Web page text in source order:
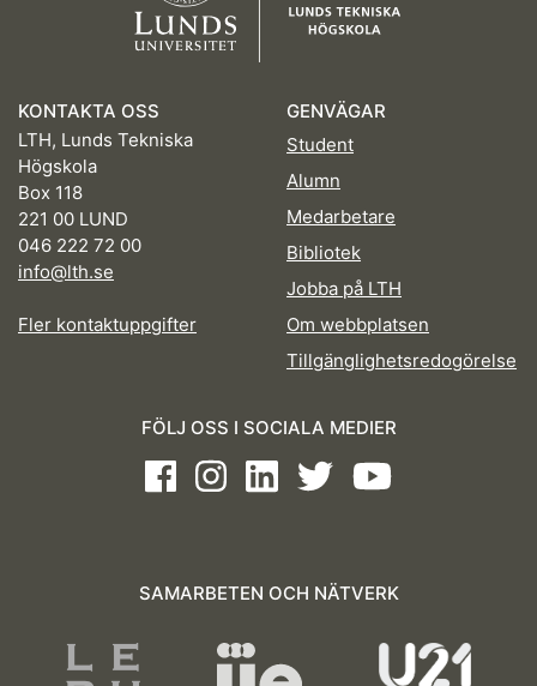
KONTAKTA OSS
LTH, Lunds Tekniska
Högskola
Box 118
221 00 LUND
046 222 72 00
info@lth.se
Fler kontaktuppgifter
GENVÄGAR
Student
Alumn
Medarbetare
Bibliotek
Jobba på LTH
Om webbplatsen
Tillgänglighetsredogörelse
FÖLJ OSS I SOCIALA MEDIER
FacebookInstagramLinkedInTwitterYoutube
SAMARBETEN OCH NÄTVERK